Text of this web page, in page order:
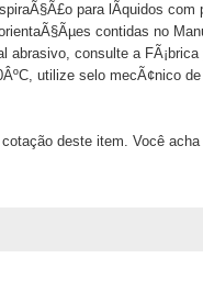
para lÃ­quidos
contidas no
abrasivo, consulte a
utilize selo mecÃ¢nico
deste item. Você